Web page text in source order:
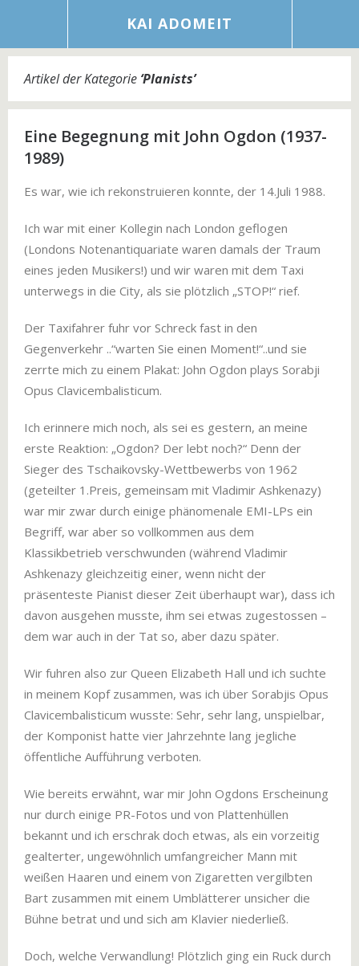
KAI ADOMEIT
Artikel der Kategorie ‘PIanists’
Eine Begegnung mit John Ogdon (1937-
1989)
Es war, wie ich rekonstruieren konnte, der 14.Juli 1988.
Ich war mit einer Kollegin nach London geflogen
(Londons Notenantiquariate waren damals der Traum
eines jeden Musikers!) und wir waren mit dem Taxi
unterwegs in die City, als sie plötzlich „STOP!“ rief.
Der Taxifahrer fuhr vor Schreck fast in den
Gegenverkehr ..“warten Sie einen Moment!“..und sie
zerrte mich zu einem Plakat: John Ogdon plays Sorabji
Opus Clavicembalisticum.
Ich erinnere mich noch, als sei es gestern, an meine
erste Reaktion: „Ogdon? Der lebt noch?“ Denn der
Sieger des Tschaikovsky-Wettbewerbs von 1962
(geteilter 1.Preis, gemeinsam mit Vladimir Ashkenazy)
war mir zwar durch einige phänomenale EMI-LPs ein
Begriff, war aber so vollkommen aus dem
Klassikbetrieb verschwunden (während Vladimir
Ashkenazy gleichzeitig einer, wenn nicht der
präsenteste Pianist dieser Zeit überhaupt war), dass ich
davon ausgehen musste, ihm sei etwas zugestossen –
dem war auch in der Tat so, aber dazu später.
Wir fuhren also zur Queen Elizabeth Hall und ich suchte
in meinem Kopf zusammen, was ich über Sorabjis Opus
Clavicembalisticum wusste: Sehr, sehr lang, unspielbar,
der Komponist hatte vier Jahrzehnte lang jegliche
öffentliche Aufführung verboten.
Wie bereits erwähnt, war mir John Ogdons Erscheinung
nur durch einige PR-Fotos und von Plattenhüllen
bekannt und ich erschrak doch etwas, als ein vorzeitig
gealterter, ungewöhnlich umfangreicher Mann mit
weißen Haaren und einem von Zigaretten vergilbten
Bart zusammen mit einem Umblätterer unsicher die
Bühne betrat und und sich am Klavier niederließ.
Doch, welche Verwandlung! Plötzlich ging ein Ruck durch